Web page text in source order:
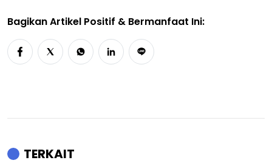
Bagikan Artikel Positif & Bermanfaat Ini:
TERKAIT